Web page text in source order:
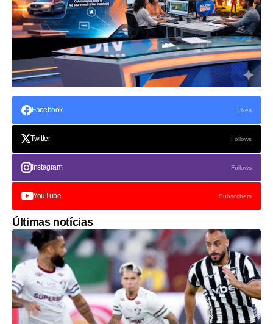
Facebook Likes
Twitter Follows
Instagram Follows
YouTube Subscribers
Últimas notícias